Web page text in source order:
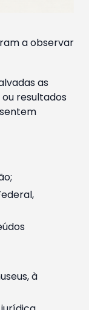
a observar
as
resultados
à